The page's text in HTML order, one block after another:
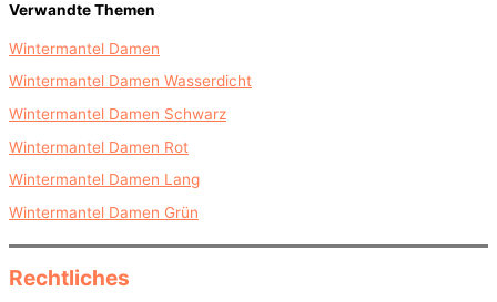
Verwandte Themen
Wintermantel Damen
Wintermantel Damen Wasserdicht
Wintermantel Damen Schwarz
Wintermantel Damen Rot
Wintermantel Damen Lang
Wintermantel Damen Grün
Rechtliches